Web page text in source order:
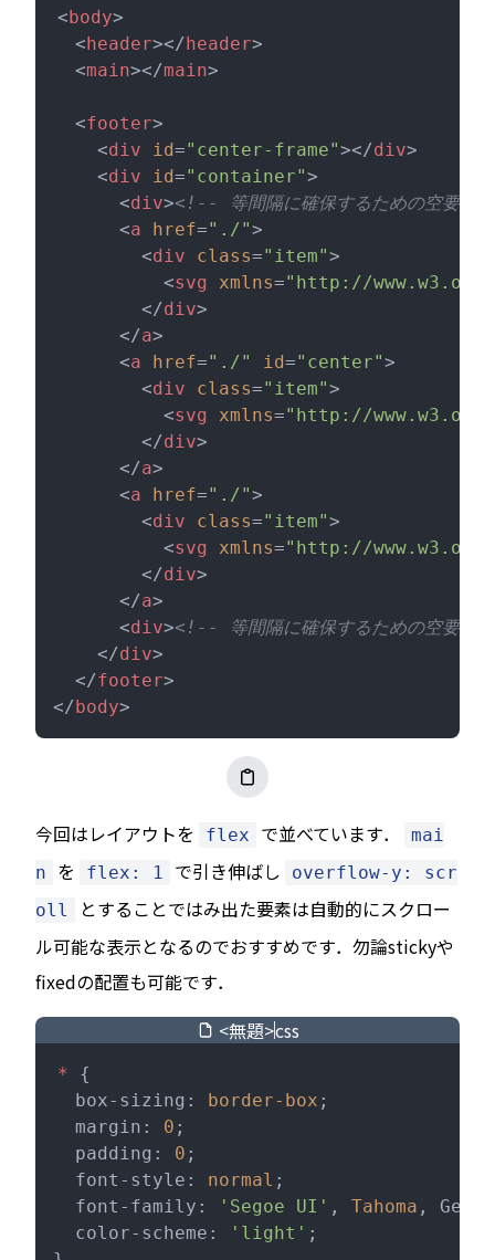
<body>
  <
header></header>
  <
main></main>
  <
footer>
    <
div id="center-frame"></div>
    <
div id="container">
      <
div><!-- 等間隔に確保するための空要素
      <
a href="./">
        <
div class="item">
          <
svg xmlns="http://
        </
div>
      </
a>
      <
a href="./" id="center">
        <
div class="item">
          <
svg xmlns="http://
        </
div>
      </
a>
      <
a href="./">
        <
div class="item">
          <
svg xmlns="http://
        </
div>
      </
a>
      <
div><!-- 等間隔に確保するための空要素
    </
div>
  </
footer>
</body>
今回はレイアウトを flex で並べています．
mai
n
を flex: 1 で引き伸ばし
overflow-y: scr
oll
とすることではみ出た要素は自動的にスクロー
ル可能な表示となるのでおすすめです．勿論stickyや
fixedの配置も可能です．
<無題>css
*
{
  box-sizing:
border-box ;
  margin:
0 ;
  padding:
0 ;
  font-style:
normal ;
  font-family:
'Segoe UI' , Tahoma ,
  color-scheme:
'light' ;